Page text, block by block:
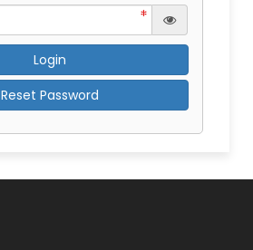
Reset Password